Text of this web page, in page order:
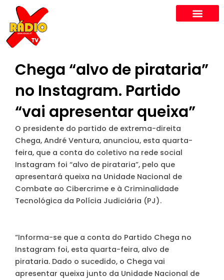
content
Chega “alvo de pirataria”
no Instagram. Partido
“vai apresentar queixa”
O presidente do partido de extrema-direita
Chega, André Ventura, anunciou, esta quarta-
feira, que a conta do coletivo na rede social
Instagram foi “alvo de pirataria”, pelo que
apresentará queixa na Unidade Nacional de
Combate ao Cibercrime e à Criminalidade
Tecnológica da Polícia Judiciária (PJ).
“Informa-se que a conta do Partido Chega no
Instagram foi, esta quarta-feira, alvo de
pirataria. Dado o sucedido, o Chega vai
apresentar queixa junto da Unidade Nacional de